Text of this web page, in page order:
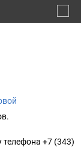
+7 (343)